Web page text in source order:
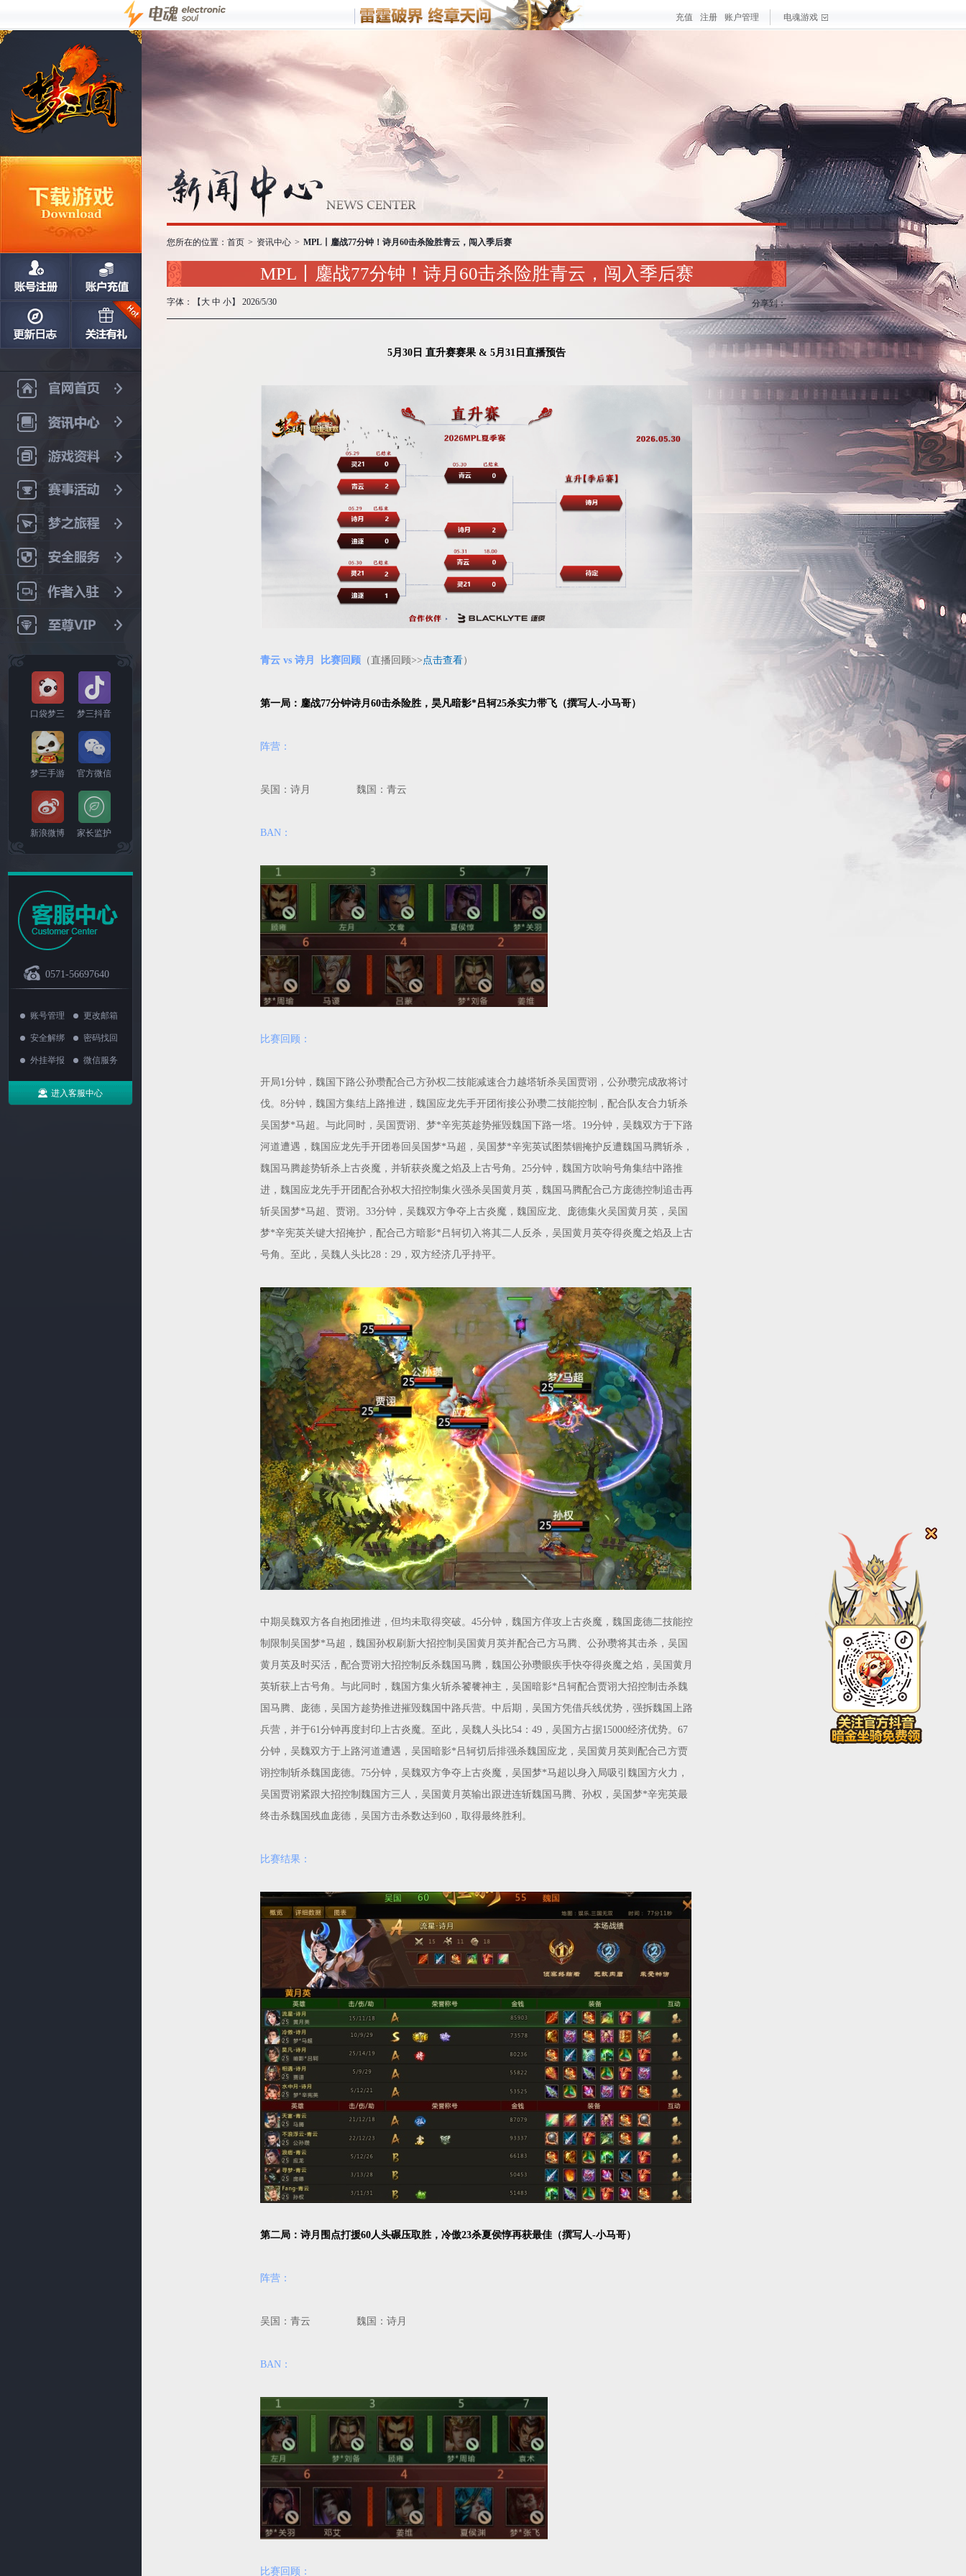
口袋梦三 梦三抖音
梦三手游 官方微信
新浪微博 家长监护
0571-56697640
账号管理 更改邮箱
安全解绑 密码找回
外挂举报 微信服务
进入客服中心
您所在的位置： 首页 > 资讯中心 > MPL丨鏖战77分钟！诗月60击杀险胜青云，闯入季后赛
MPL丨鏖战77分钟！诗月60击杀险胜青云，闯入季后赛
字体：【 大 中 小】 2026/5/30 分享到：
5月30日 直升赛赛果 & 5月31日直播预告
青云 vs 诗月 比赛回顾 （直播回顾>> 点击查看）
第一局：鏖战77分钟诗月60击杀险胜，昊凡暗影*吕轲25杀实力带飞（撰写人-小马哥）
阵营：
吴国：诗月 魏国：青云
BAN：
比赛回顾：
开局1分钟，魏国下路公孙瓒配合己方孙权二技能减速合力越塔斩杀吴国贾诩，公孙瓒完成敌将讨
伐。8分钟，魏国方集结上路推进，魏国应龙先手开团衔接公孙瓒二技能控制，配合队友合力斩杀
吴国梦*马超。与此同时，吴国贾诩、梦*辛宪英趁势摧毁魏国下路一塔。19分钟，吴魏双方于下路
河道遭遇，魏国应龙先手开团卷回吴国梦*马超，吴国梦*辛宪英试图禁锢掩护反遭魏国马腾斩杀，
魏国马腾趁势斩杀上古炎魔，并斩获炎魔之焰及上古号角。25分钟，魏国方吹响号角集结中路推
进，魏国应龙先手开团配合孙权大招控制集火强杀吴国黄月英，魏国马腾配合己方庞德控制追击再
斩吴国梦*马超、贾诩。33分钟，吴魏双方争夺上古炎魔，魏国应龙、庞德集火吴国黄月英，吴国
梦*辛宪英关键大招掩护，配合己方暗影*吕轲切入将其二人反杀，吴国黄月英夺得炎魔之焰及上古
号角。至此，吴魏人头比28：29，双方经济几乎持平。
中期吴魏双方各自抱团推进，但均未取得突破。45分钟，魏国方佯攻上古炎魔，魏国庞德二技能控
制限制吴国梦*马超，魏国孙权刷新大招控制吴国黄月英并配合己方马腾、公孙瓒将其击杀，吴国
黄月英及时买活，配合贾诩大招控制反杀魏国马腾，魏国公孙瓒眼疾手快夺得炎魔之焰，吴国黄月
英斩获上古号角。与此同时，魏国方集火斩杀饕餮神主，吴国暗影*吕轲配合贾诩大招控制击杀魏
国马腾、庞德，吴国方趁势推进摧毁魏国中路兵营。中后期，吴国方凭借兵线优势，强拆魏国上路
兵营，并于61分钟再度封印上古炎魔。至此，吴魏人头比54：49，吴国方占据15000经济优势。67
分钟，吴魏双方于上路河道遭遇，吴国暗影*吕轲切后排强杀魏国应龙，吴国黄月英则配合己方贾
诩控制斩杀魏国庞德。75分钟，吴魏双方争夺上古炎魔，吴国梦*马超以身入局吸引魏国方火力，
吴国贾诩紧跟大招控制魏国方三人，吴国黄月英输出跟进连斩魏国马腾、孙权，吴国梦*辛宪英最
终击杀魏国残血庞德，吴国方击杀数达到60，取得最终胜利。
比赛结果：
第二局：诗月围点打援60人头碾压取胜，冷傲23杀夏侯惇再获最佳（撰写人-小马哥）
阵营：
吴国：青云 魏国：诗月
BAN：
比赛回顾：
电魂游戏
客户端游戏 手机游戏
野蛮人大作
热门游戏
最新游戏
充值 注册 账户管理